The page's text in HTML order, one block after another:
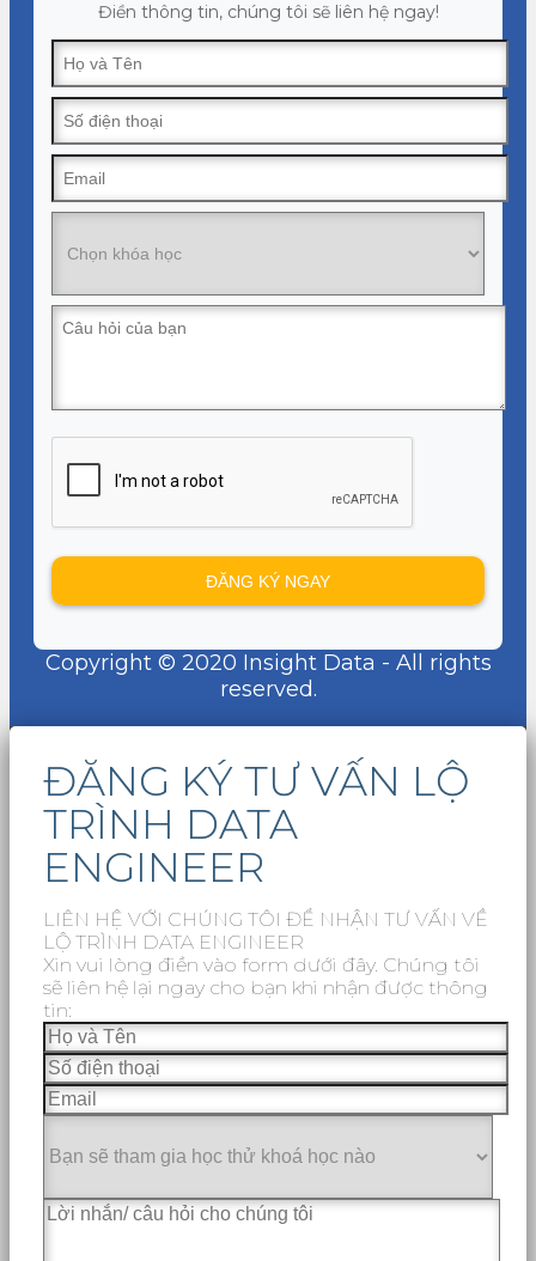
Điền thông tin, chúng tôi sẽ liên hệ ngay!
Copyright © 2020 Insight Data - All rights
reserved.
ĐĂNG KÝ TƯ VẤN LỘ
TRÌNH DATA
ENGINEER
LIÊN HỆ VỚI CHÚNG TÔI ĐỂ NHẬN TƯ VẤN VỀ
LỘ TRÌNH DATA ENGINEER
Xin vui lòng điền vào form dưới đây. Chúng tôi
sẽ liên hệ lại ngay cho bạn khi nhận được thông
tin: